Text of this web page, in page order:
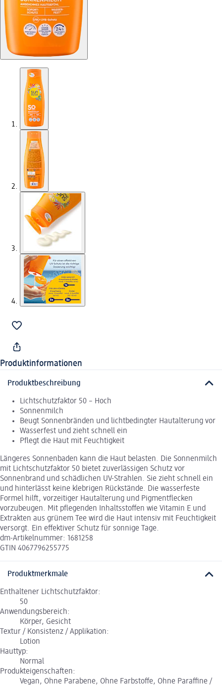
Produktinformationen
Produktbeschreibung
Lichtschutzfaktor 50 – Hoch
Sonnenmilch
Beugt Sonnenbränden und lichtbedingter Hautalterung vor
Wasserfest und zieht schnell ein
Pflegt die Haut mit Feuchtigkeit
Längeres Sonnenbaden kann die Haut belasten. Die Sonnenmilch
mit Lichtschutzfaktor 50 bietet zuverlässigen Schutz vor
Sonnenbrand und schädlichen UV-Strahlen. Sie zieht schnell ein
und hinterlässt keine klebrigen Rückstände. Die wasserfeste
Formel hilft, vorzeitiger Hautalterung und Pigmentflecken
vorzubeugen. Mit pflegenden Inhaltsstoffen wie Vitamin E und
Extrakten aus grünem Tee wird die Haut intensiv mit Feuchtigkeit
versorgt. Ein effektiver Schutz für sonnige Tage.
dm-Artikelnummer: 1681258
GTIN 4067796255775
Produktmerkmale
Enthaltener Lichtschutzfaktor:
50
Anwendungsbereich:
Körper, Gesicht
Textur / Konsistenz / Applikation:
Lotion
Hauttyp:
Normal
Produkteigenschaften:
Vegan, Ohne Parabene, Ohne Farbstoffe, Ohne Paraffine /